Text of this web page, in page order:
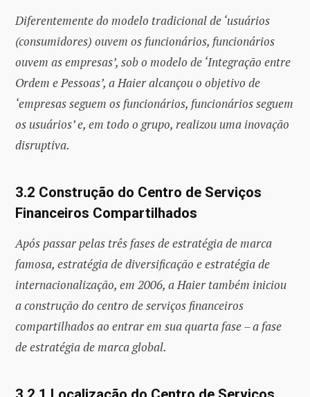
Diferentemente do modelo tradicional de ‘usuários
(consumidores) ouvem os funcionários, funcionários
ouvem as empresas’, sob o modelo de ‘Integração entre
Ordem e Pessoas’, a Haier alcançou o objetivo de
‘empresas seguem os funcionários, funcionários seguem
os usuários’ e, em todo o grupo, realizou uma inovação
disruptiva.
3.2 Construção do Centro de Serviços
Financeiros Compartilhados
Após passar pelas três fases de estratégia de marca
famosa, estratégia de diversificação e estratégia de
internacionalização, em 2006, a Haier também iniciou
a construção do centro de serviços financeiros
compartilhados ao entrar em sua quarta fase – a fase
de estratégia de marca global.